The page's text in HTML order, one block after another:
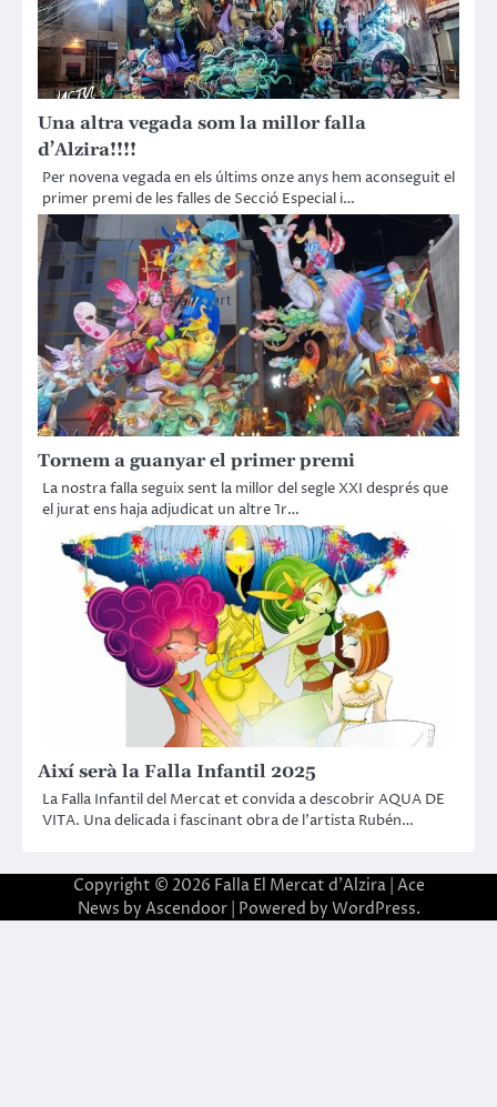
Una altra vegada som la millor falla
d’Alzira!!!!
Per novena vegada en els últims onze anys hem aconseguit el
primer premi de les falles de Secció Especial i…
Tornem a guanyar el primer premi
La nostra falla seguix sent la millor del segle XXI després que
el jurat ens haja adjudicat un altre 1r…
Així serà la Falla Infantil 2025
La Falla Infantil del Mercat et convida a descobrir AQUA DE
VITA. Una delicada i fascinant obra de l’artista Rubén…
Copyright © 2026 Falla El Mercat d'Alzira| Ace
News by Ascendoor| Powered by WordPress.